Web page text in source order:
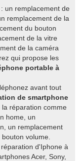
un remplacement de
remplacement de la
du bouton
de la vitre
de la caméra
qui propose les
portable à
avant tout
de smartphone
réparation comme
home, un
un remplacement
volume.
d'Iphone à
Acer, Sony,